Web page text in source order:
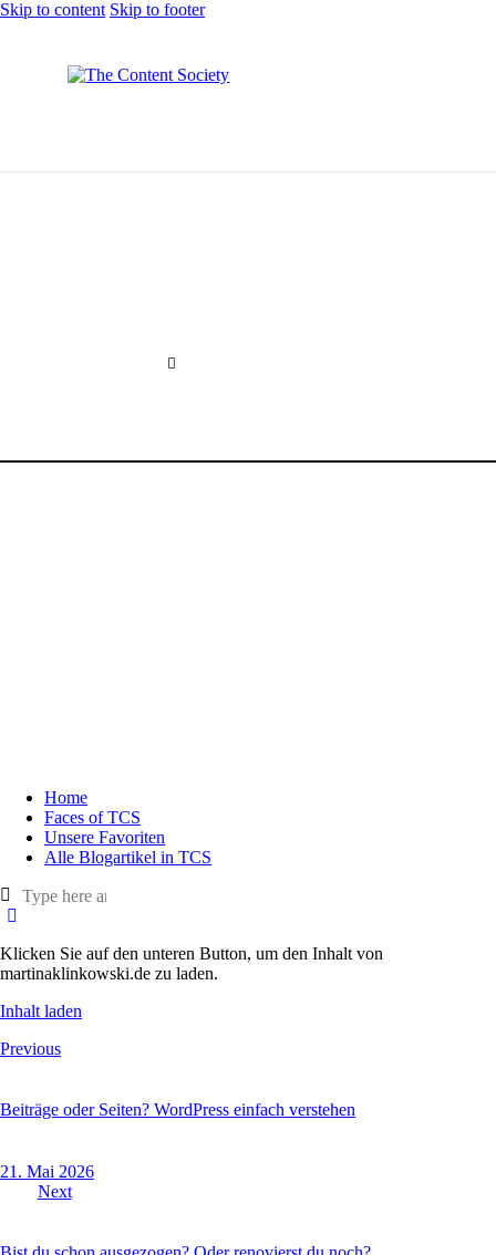
Skip to content Skip to footer
Home
Faces of TCS
Unsere Favoriten
Alle Blogartikel in TCS
Klicken Sie auf den unteren Button, um den Inhalt von
martinaklinkowski.de zu laden.
Inhalt laden
Beitragsnavigation
Previous
Beiträge oder Seiten? WordPress einfach verstehen
21. Mai 2026
Next